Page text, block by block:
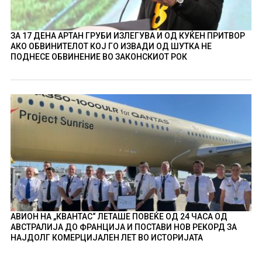
ЗА 17 ДЕНА АРТАН ГРУБИ ИЗЛЕГУВА И ОД КУЌЕН ПРИТВОР
АКО ОБВИНИТЕЛОТ КОЈ ГО ИЗВАДИ ОД ШУТКА НЕ
ПОДНЕСЕ ОБВИНЕНИЕ ВО ЗАКОНСКИОТ РОК
АВИОН НА „КВАНТАС“ ЛЕТАШЕ ПОВЕЌЕ ОД 24 ЧАСА ОД
АВСТРАЛИЈА ДО ФРАНЦИЈА И ПОСТАВИ НОВ РЕКОРД ЗА
НАЈДОЛГ КОМЕРЦИЈАЛЕН ЛЕТ ВО ИСТОРИЈАТА